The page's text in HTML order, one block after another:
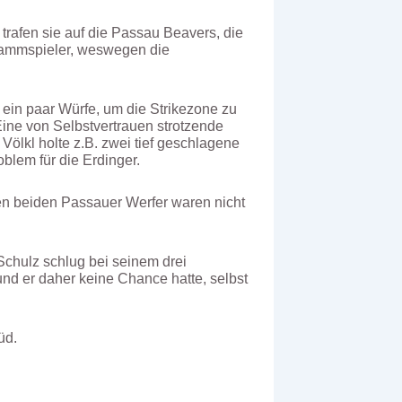
sie auf die Passau Beavers, die
weswegen die
paar Würfe, um die Strikezone zu
von Selbstvertrauen strotzende
holte z.B. zwei tief geschlagene
für die Erdinger.
beiden Passauer Werfer waren nicht
schlug bei seinem drei
er daher keine Chance hatte, selbst